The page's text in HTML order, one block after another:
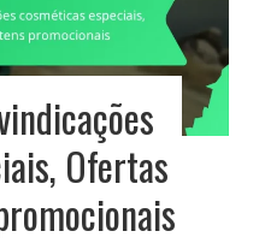
Ofertas